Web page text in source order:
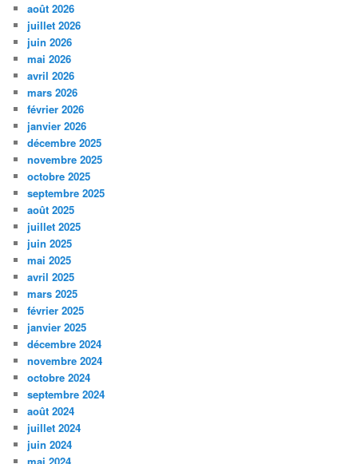
août 2026
juillet 2026
juin 2026
mai 2026
avril 2026
mars 2026
février 2026
janvier 2026
décembre 2025
novembre 2025
octobre 2025
septembre 2025
août 2025
juillet 2025
juin 2025
mai 2025
avril 2025
mars 2025
février 2025
janvier 2025
décembre 2024
novembre 2024
octobre 2024
septembre 2024
août 2024
juillet 2024
juin 2024